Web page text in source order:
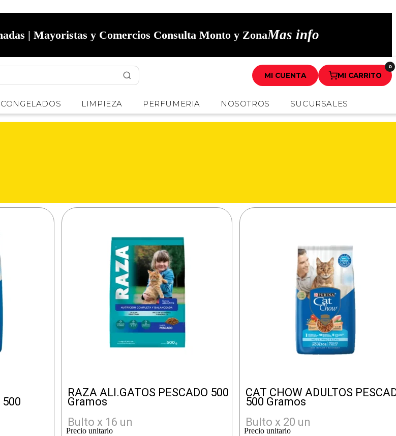
| Mayoristas y Comercios Consulta Monto y ZonaMas info
MI CUENTA MI CARRITO
0
CONGELADOS LIMPIEZA PERFUMERIA NOSOTROS SUCURSALES
500
RAZA ALI.GATOS PESCADO 500
Gramos
Bulto x 16 un
Precio unitario
CAT CHOW ADULTOS
500 Gramos
Bulto x 20 un
Precio unitario